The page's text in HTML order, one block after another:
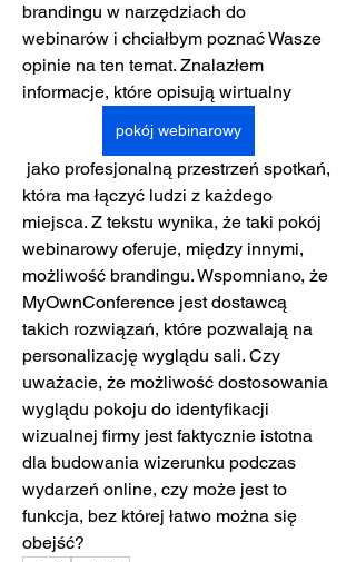
brandingu w narzędziach do
webinarów i chciałbym poznać Wasze
opinie na ten temat. Znalazłem
informacje, które opisują wirtualny
pokój webinarowy
która ma łączyć ludzi z każdego
miejsca. Z tekstu wynika, że taki pokój
webinarowy oferuje, między innymi,
możliwość brandingu. Wspomniano, że
MyOwnConference jest dostawcą
takich rozwiązań, które pozwalają na
personalizację wyglądu sali. Czy
uważacie, że możliwość dostosowania
wyglądu pokoju do identyfikacji
wizualnej firmy jest faktycznie istotna
dla budowania wizerunku podczas
wydarzeń online, czy może jest to
funkcja, bez której łatwo można się
obejść?